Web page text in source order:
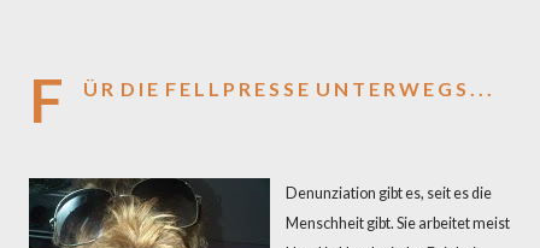
F Ü R D I E F E L L P R E S S E U N T E R W E G S . . .
Denunziation gibt es, seit es die
Menschheit gibt. Sie arbeitet meist